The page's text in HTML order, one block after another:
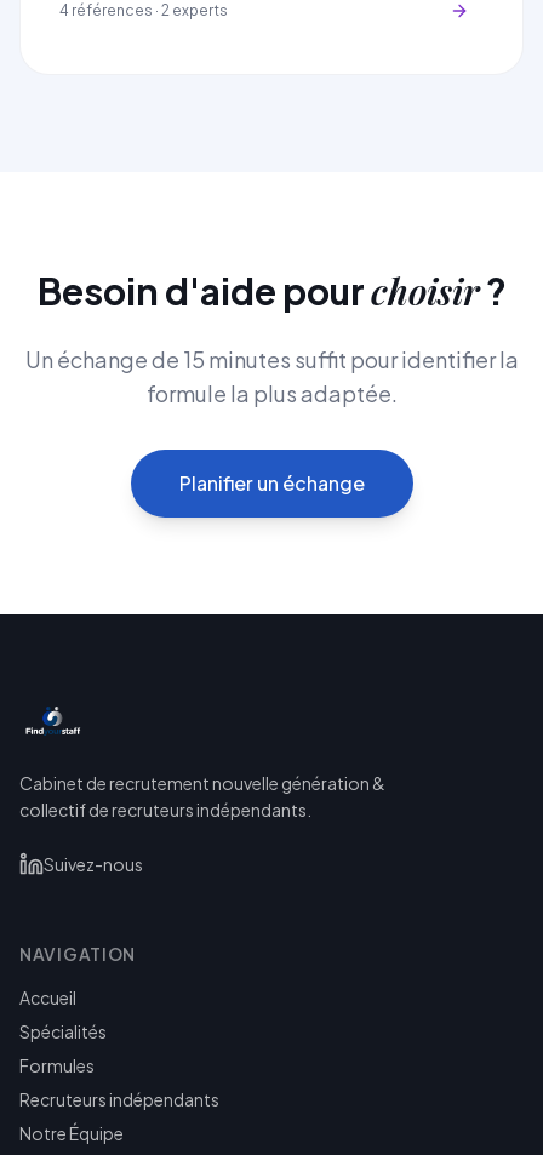
4 références · 2 experts
Besoin d'aide pourchoisir?
Un échange de 15 minutes suffit pour identifier la
formule la plus adaptée.
Planifier un échange
Cabinet de recrutement nouvelle génération &
collectif de recruteurs indépendants.
Suivez-nous
NAVIGATION
Accueil
Spécialités
Formules
Recruteurs indépendants
Notre Équipe